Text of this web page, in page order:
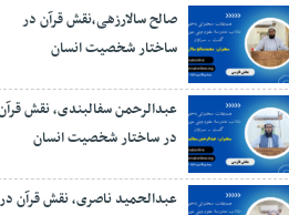
صالح سالارزهی،‌نقش قرآن در
ساختار شخصیت انسان
عبدالرحمن سفالبندی، نقش
در ساختار شخصیت انسان
عبدالحمید ناصری، نقش قرآن در